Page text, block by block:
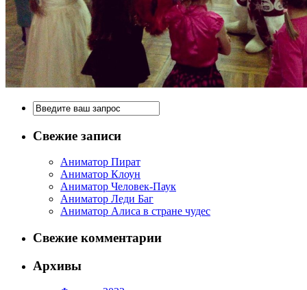
Свежие записи
Аниматор Пират
Аниматор Клоун
Аниматор Человек-Паук
Аниматор Леди Баг
Аниматор Алиса в стране чудес
Свежие комментарии
Архивы